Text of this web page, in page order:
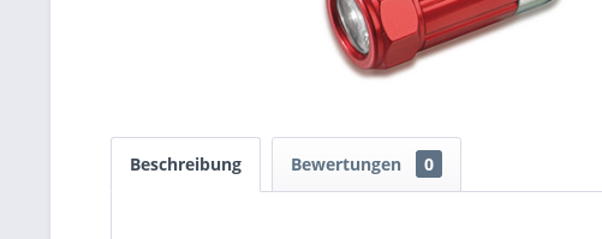
Beschreibung Bewertungen 0